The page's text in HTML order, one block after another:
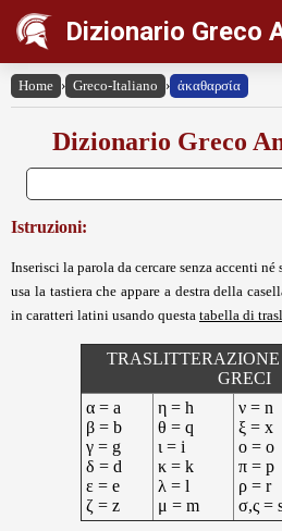
Dizionario Greco
Home › Greco-Italiano › ἀκαθαρσία
Dizionario Greco
Istruzioni:
Inserisci la parola da cercare senza accenti
usa la tastiera che appare a destra della
in caratteri latini usando questa tabella di
GRECI
α = a
β = b
γ = g
δ = d
ε = e
ζ = z
η = h
θ = q
ι = i
κ = k
λ = l
μ = m
ν = n
ξ = x
ο = o
π = p
ρ = r
σ,ς =